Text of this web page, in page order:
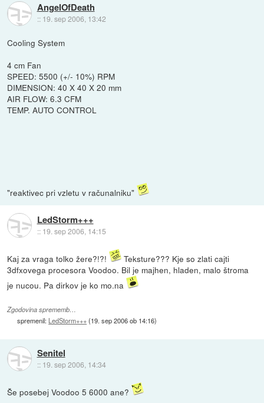
AngelOfDeath
:: 19. sep 2006, 13:42
Cooling System
4 cm Fan
SPEED: 5500 (+/- 10%) RPM
DIMENSION: 40 X 40 X 20 mm
AIR FLOW: 6.3 CFM
TEMP. AUTO CONTROL
"reaktivec pri vzletu v računalniku"
LedStorm+++
:: 19. sep 2006, 14:15
Kaj za vraga tolko žere?!?!
Teksture??? Kje so zlati cajti
3dfxovega procesora Voodoo. Bil je majhen, hladen, malo štroma
je nucou. Pa dirkov je ko mo.na
Zgodovina sprememb…
spremenil: LedStorm+++(19. sep 2006 ob 14:16)
Senitel
:: 19. sep 2006, 14:34
Še posebej Voodoo 5 6000 ane?